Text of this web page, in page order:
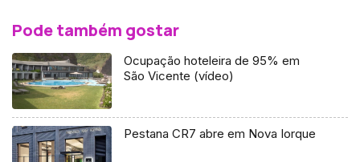
Pode também gostar
Ocupação hoteleira de 95% em
São Vicente (vídeo)
Pestana CR7 abre em Nova Iorque